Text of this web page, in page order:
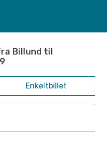
Billund til
Enkeltbillet